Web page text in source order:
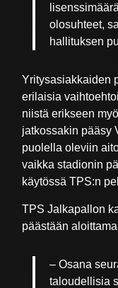
olosuhteet,
hallituksen
Yritysasiakkaiden
erilaisia
niistä erikseen
jatkossakin pääsy
puolella oleviin
vaikka stadionin
käytössä TPS:n
TPS Jalkapallon
päästään
– Osana
taloudellisia